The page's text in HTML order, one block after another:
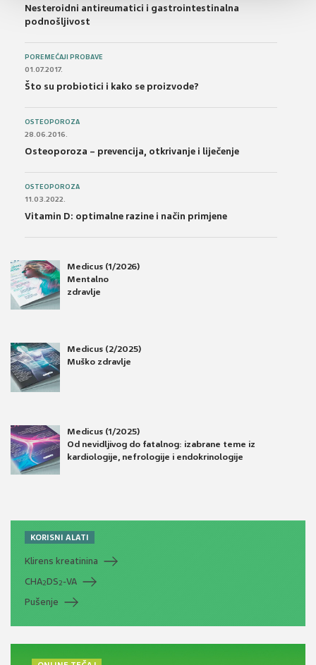
Nesteroidni antireumatici i gastrointestinalna
podnošljivost
POREMEĆAJI PROBAVE
01.07.2017.
Što su probiotici i kako se proizvode?
OSTEOPOROZA
28.06.2016.
Osteoporoza – prevencija, otkrivanje i liječenje
OSTEOPOROZA
11.03.2022.
Vitamin D: optimalne razine i način primjene
Medicus (1/2026)
Mentalno
zdravlje
Medicus (2/2025)
Muško zdravlje
Medicus (1/2025)
Od nevidljivog do fatalnog: izabrane teme iz
kardiologije, nefrologije i endokrinologije
KORISNI ALATI
Klirens kreatinina
CHA2DS2-VA
Pušenje